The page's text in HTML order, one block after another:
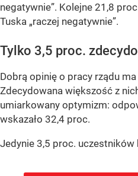
negatywnie”. Kolejne 21,8
Tuska „raczej negatywnie”.
Tylko 3,5 proc.
Dobrą opinię o pracy rządu
Zdecydowana większość z
umiarkowany optymizm:
wskazało 32,4 proc.
Jedynie 3,5 proc. uczestników